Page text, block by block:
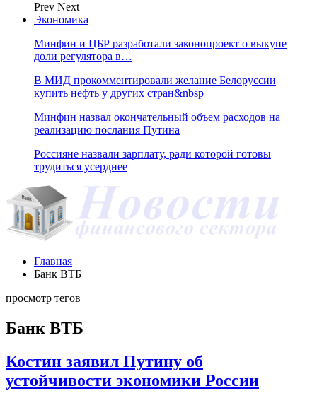
Prev Next
Экономика
Минфин и ЦБР разработали законопроект о выкупе
доли регулятора в…
В МИД прокомментировали желание Белоруссии
купить нефть у других стран&nbsp
Минфин назвал окончательный объем расходов на
реализацию послания Путина
Россияне назвали зарплату, ради которой готовы
трудиться усерднее
Главная
Банк ВТБ
просмотр тегов
Банк ВТБ
Костин заявил Путину об
устойчивости экономики России